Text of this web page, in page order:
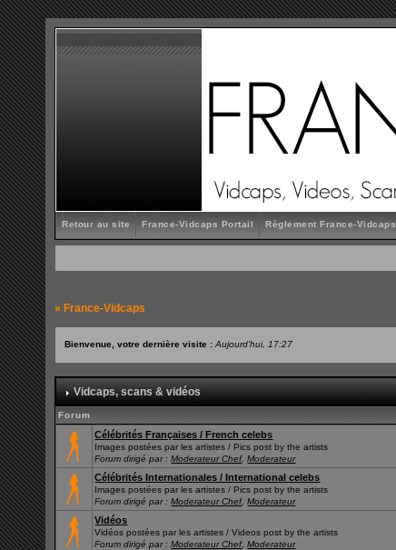
Retour au site France-Vidcaps Portail Règlement France-Vidcaps
» France-Vidcaps
Bienvenue, votre dernière visite :Aujourd'hui, 17:27
Vidcaps, scans & vidéos
Forum
Célébrités Françaises / French celebs
Images postées par les artistes / Pics post by the artists
Forum dirigé par :Moderateur Chef,Moderateur
Célébrités Internationales / International celebs
Images postées par les artistes / Pics post by the artists
Forum dirigé par :Moderateur Chef,Moderateur
Vidéos
Vidéos postées par les artistes / Videos post by the artists
Forum dirigé par :Moderateur Chef,Moderateur